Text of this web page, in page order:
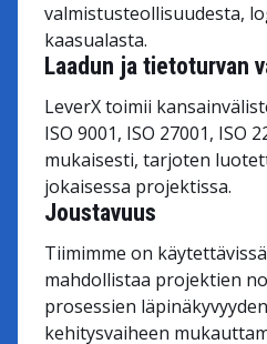
valmistusteollisuudesta,
kaasualasta.
Laadun ja tietoturvan
LeverX toimii
ISO 9001, ISO 27001, ISO
mukaisesti, tarjoten
jokaisessa projektissa.
Joustavuus
Tiimimme on
mahdollistaa projektien
prosessien
kehitysvaiheen